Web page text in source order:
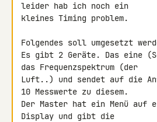
leider hab ich noch ein
kleines Timing problem.
Folgendes soll umgesetzt
Es gibt 2 Geräte. Das eine
das Frequenzspektrum (der
Luft..) und sendet auf die
10 Messwerte zu diesem.
Der Master hat ein Menü auf
Display und gibt die